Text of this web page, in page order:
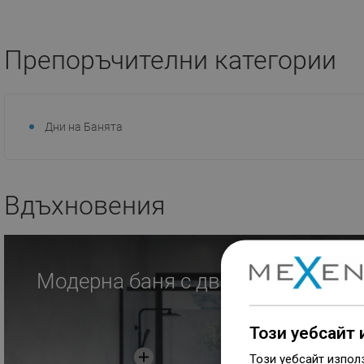
favorite_border Любима
Сравнете Сравнете
Препоръчителни категории
Дни на Банята
Вдъхновения
Модерна баня с две мивки на
Този уебсайт
Този уебсайт